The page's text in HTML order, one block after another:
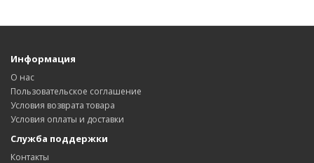
Информация
О нас
Пользовательское соглашение
Условия возврата товара
Условия оплаты и доставки
Служба поддержки
Контакты